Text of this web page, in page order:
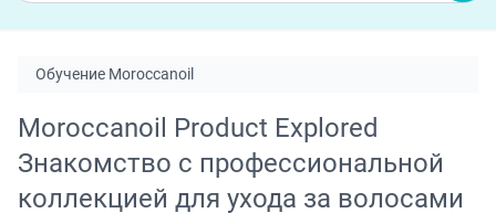
Обучение Moroccanoil
Moroccanoil Product Explored
Знакомство с профессиональной
коллекцией для ухода за волосами